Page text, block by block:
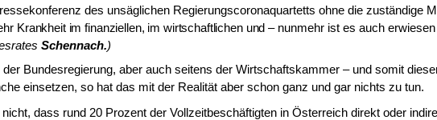
des unsäglichen Regierungscoronaquartetts ohne die zuständige
Krankheit im finanziellen, im wirtschaftlichen und –nunmehr ist es auch
Schennach.)
Bundesregie­rung, aber auch seitens der Wirtschaftskammer – und somit
einsetzen, so hat das mit der Realität aber schon ganz und gar nichts zu tun.
dass rund 20 Prozent der Vollzeitbeschäftigten in Österreich direkt oder